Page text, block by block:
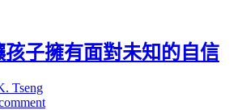
孩子擁有面對未知的自信
Tseng